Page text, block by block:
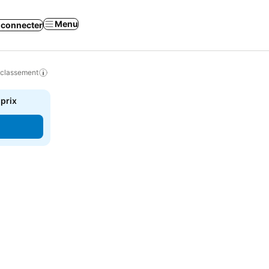
connecter Menu
prix